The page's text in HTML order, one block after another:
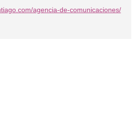
agencia-de-comunicaciones/